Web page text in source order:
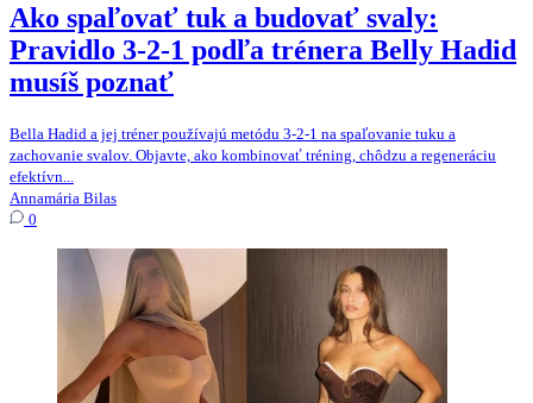
Ako spaľovať tuk a budovať svaly:
Pravidlo 3-2-1 podľa trénera Belly Hadid
musíš poznať
Bella Hadid a jej tréner používajú metódu 3-2-1 na spaľovanie tuku a
zachovanie svalov. Objavte, ako kombinovať tréning, chôdzu a regeneráciu
efektívn...
Annamária Bilas
0